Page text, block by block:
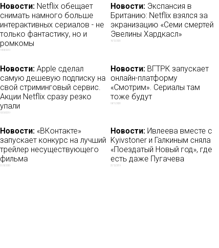
Новости: Netflix обещает
снимать намного больше
интерактивных сериалов - не
только фантастику, но и
ромкомы
14/03/2019
Новости: Экспансия в
Британию: Netflix взялся за
экранизацию «Семи смертей
Эвелины Хардкасл»
16/12/2020
Новости: Apple сделал
самую дешевую подписку на
свой стриминговый сервис.
Акции Netflix сразу резко
упали
10/09/2019
Новости: ВГТРК запускает
онлайн-платформу
«Смотрим». Сериалы там
тоже будут
04/11/2020
Новости: «ВКонтакте»
запускает конкурс на лучший
трейлер несуществующего
фильма
21/02/2020
Новости: Ивлеева вместе с
Kyivstoner и Галкиным сняла
«Поездатый Новый год», где
есть даже Пугачева
27/12/2019